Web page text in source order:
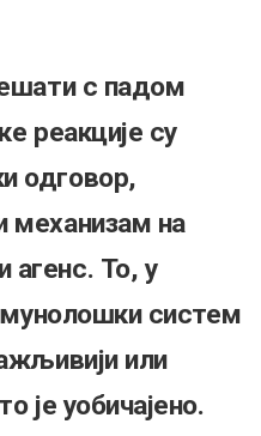
с падом
реакције су
одговор,
механизам на
То, у
систем
или
је уобичајено.